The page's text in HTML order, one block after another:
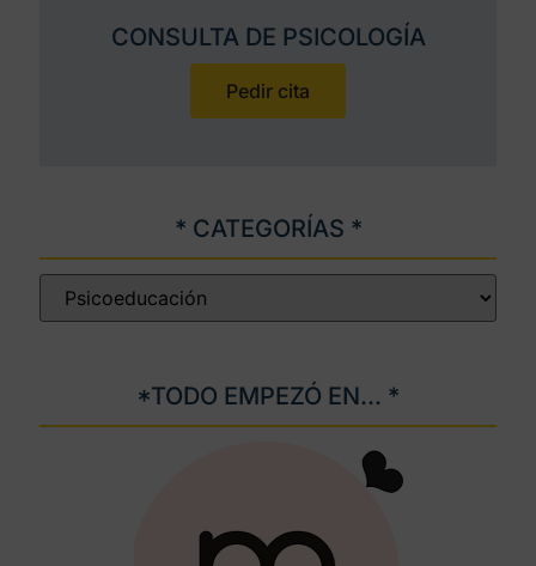
CONSULTA DE PSICOLOGÍA
Pedir cita
* CATEGORÍAS *
*TODO EMPEZÓ EN... *